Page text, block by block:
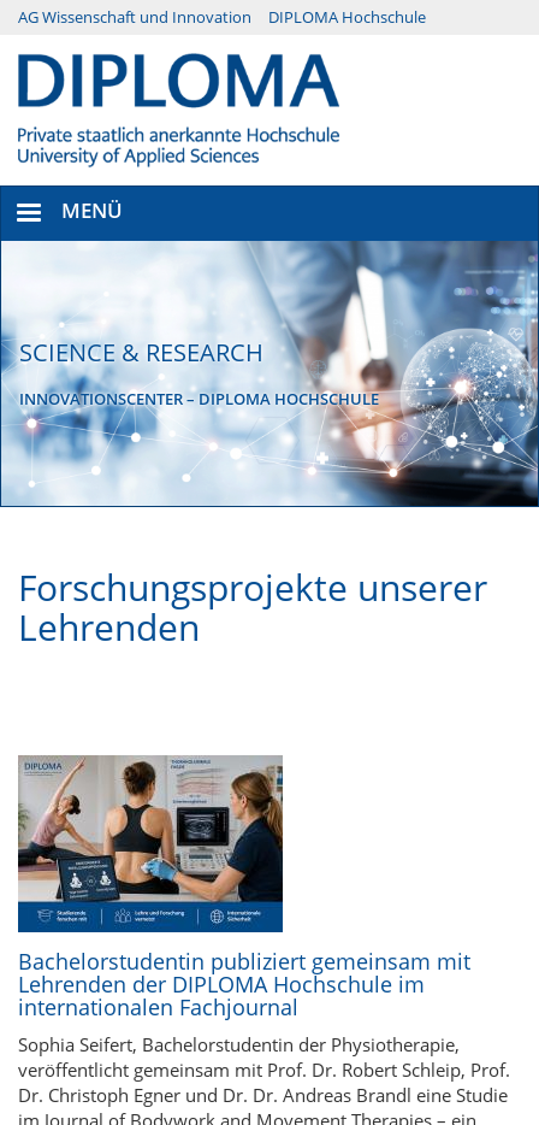
Direkt
Inhalt
Secondary
AG Wissenschaft und Innovation DIPLOMA Hochschule
MENÜ
SCIENCE & RESEARCH
INNOVATIONSCENTER – DIPLOMA HOCHSCHULE
Forschungsprojekte unserer
Lehrenden
Bachelorstudentin publiziert gemeinsam mit
Lehrenden der DIPLOMA Hochschule im
internationalen Fachjournal
Sophia Seifert, Bachelorstudentin der Physiotherapie,
veröffentlicht gemeinsam mit Prof. Dr. Robert Schleip, Prof.
Dr. Christoph Egner und Dr. Dr. Andreas Brandl eine Studie
im Journal of Bodywork and Movement Therapies – ein